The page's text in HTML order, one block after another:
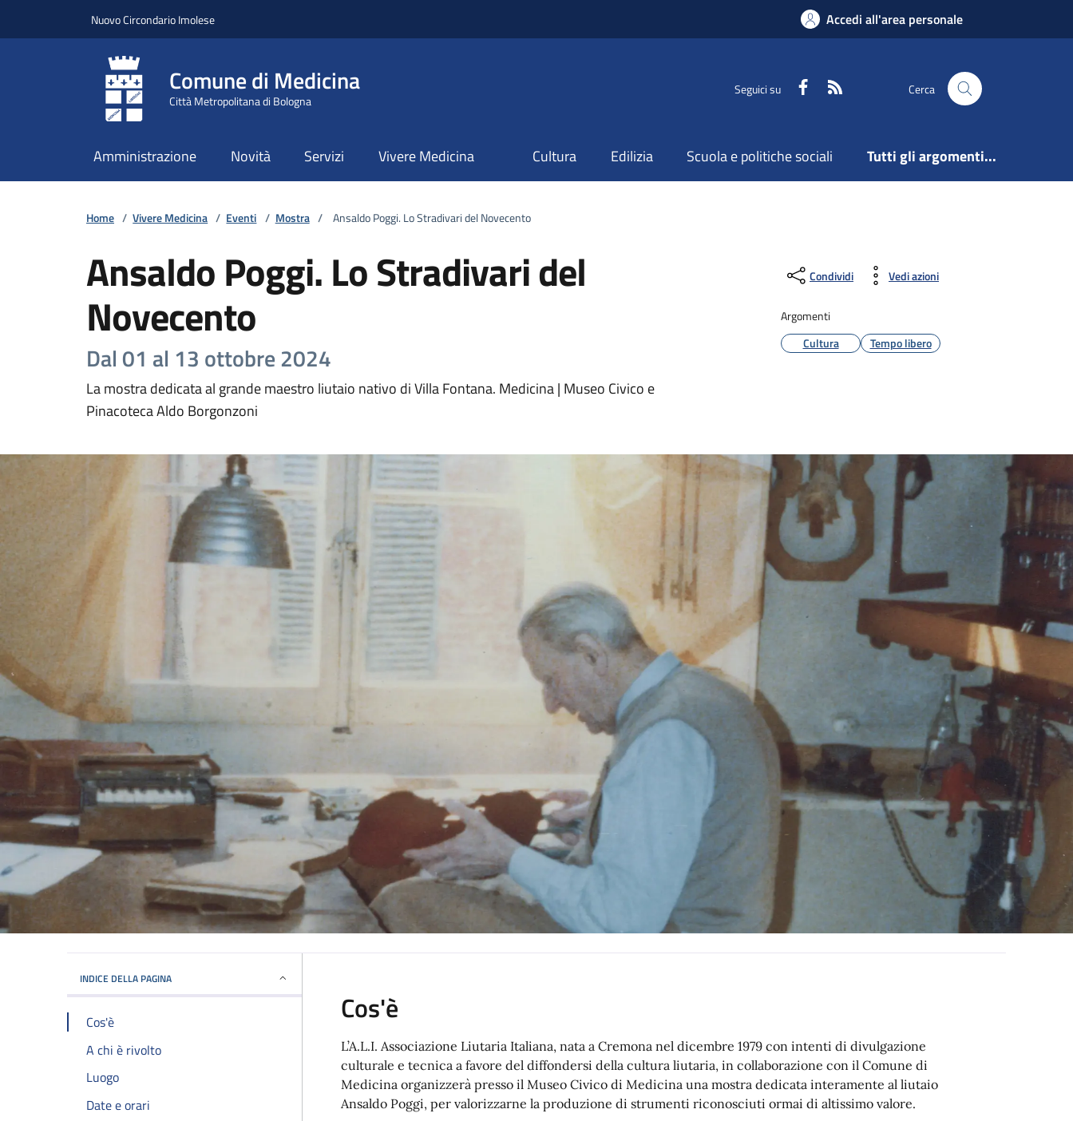
Nuovo Circondario Imolese Accedi all'area personale
Comune di Medicina
Città Metropolitana di Bologna
Seguici su Facebook Cerca
Amministrazione Novità Servizi Vivere Medicina Cultura Edilizia Scuola e politiche sociali Tutti gli argomenti...
Home / Vivere Medicina / Eventi / Mostra / Ansaldo Poggi. Lo Stradivari del Novecento
Ansaldo Poggi. Lo Stradivari del
Novecento
Dal 01 al 13 ottobre 2024
La mostra dedicata al grande maestro liutaio nativo di Villa Fontana. Medicina | Museo Civico e
Pinacoteca Aldo Borgonzoni
Condividi Vedi azioni
Argomenti
Cultura
Tempo libero
INDICE DELLA PAGINA
Cos'è
A chi è rivolto
Luogo
Date e orari
Cos'è
L’A.L.I. Associazione Liutaria Italiana, nata a Cremona nel dicembre 1979 con intenti di divulgazione
culturale e tecnica a favore del diffondersi della cultura liutaria, in collaborazione con il Comune di
Medicina organizzerà presso il Museo Civico di Medicina una mostra dedicata interamente al liutaio
Ansaldo Poggi, per valorizzarne la produzione di strumenti riconosciuti ormai di altissimo valore.